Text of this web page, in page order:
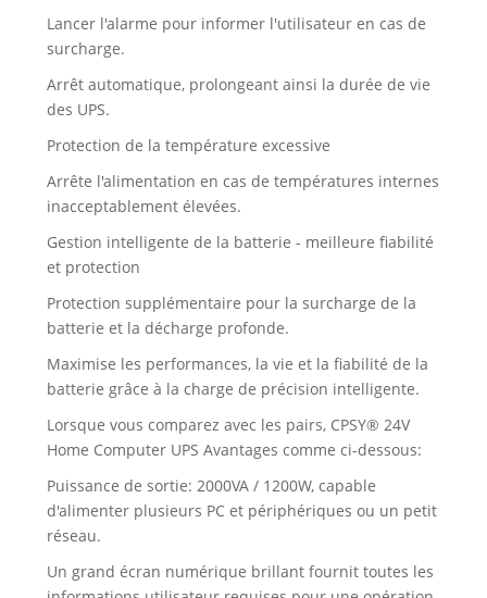
Lancer l'alarme pour informer l'utilisateur en cas de
surcharge.
Arrêt automatique, prolongeant ainsi la durée de vie
des UPS.
Protection de la température excessive
Arrête l'alimentation en cas de températures internes
inacceptablement élevées.
Gestion intelligente de la batterie - meilleure fiabilité
et protection
Protection supplémentaire pour la surcharge de la
batterie et la décharge profonde.
Maximise les performances, la vie et la fiabilité de la
batterie grâce à la charge de précision intelligente.
Lorsque vous comparez avec les pairs, CPSY® 24V
Home Computer UPS Avantages comme ci-dessous:
Puissance de sortie: 2000VA / 1200W, capable
d'alimenter plusieurs PC et périphériques ou un petit
réseau.
Un grand écran numérique brillant fournit toutes les